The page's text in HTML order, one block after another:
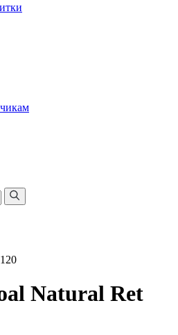
Natural Ret